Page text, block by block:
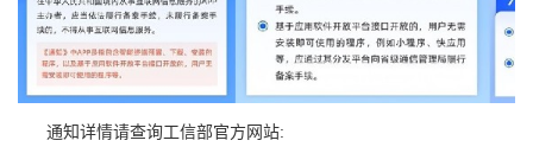
通知详情请查询工信部官方网站: